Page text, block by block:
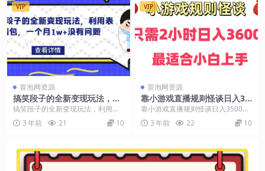
VIP
冒泡网资源
搞笑段子的全新变现玩法，利
用表情包，一个月1w+没有问
搞笑段子的全新变现玩法，利用表
情包，一个月1w+没有问题【揭
秘】 搞笑段子一直是...
3 年前 21 10
VIP
冒泡网资源
靠小游戏直播规则怪谈日入35
00+，保姆式教学，小白轻松
靠小游戏直播规则怪谈日入3500
+，保姆式教学，小白轻松上手【揭
秘】 今天给大家...
3 年前 22 10